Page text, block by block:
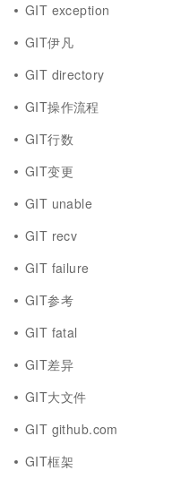
GIT exception
GIT伊凡
GIT directory
GIT操作流程
GIT行数
GIT变更
GIT unable
GIT recv
GIT failure
GIT参考
GIT fatal
GIT差异
GIT大文件
GIT github.com
GIT框架